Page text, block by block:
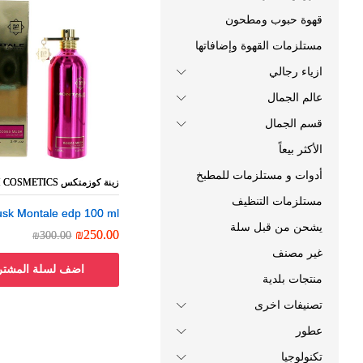
زينة كوزمتكس ZEENEH COSMETICS
Montale edp 100 ml
₪250.00
₪300.00
زينة كوزمتكس ZEENEH COSMETICS
Montale edp 100 ml
₪250.00
₪300.00
اضف لسلة
قهوة حبوب ومطحون
مستلزمات القهوة وإضافاتها
ازياء رجالي
عالم الجمال
قسم الجمال
الأكثر بيعاً
أدوات و مستلزمات للمطبخ
مستلزمات التنظيف
يشحن من قبل سلة
غير مصنف
منتجات بلدية
تصنيفات اخرى
عطور
تكنولوجيا